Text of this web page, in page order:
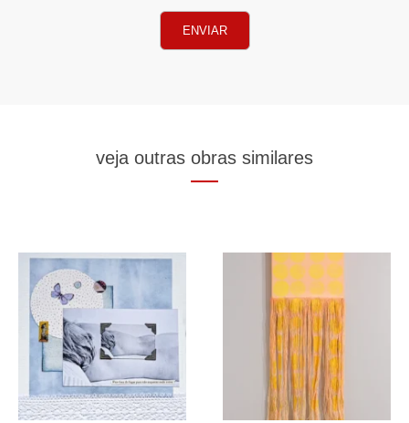
ENVIAR
veja outras obras similares